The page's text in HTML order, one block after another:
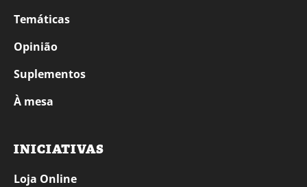
Temáticas
Opinião
Suplementos
À mesa
INICIATIVAS
Loja Online